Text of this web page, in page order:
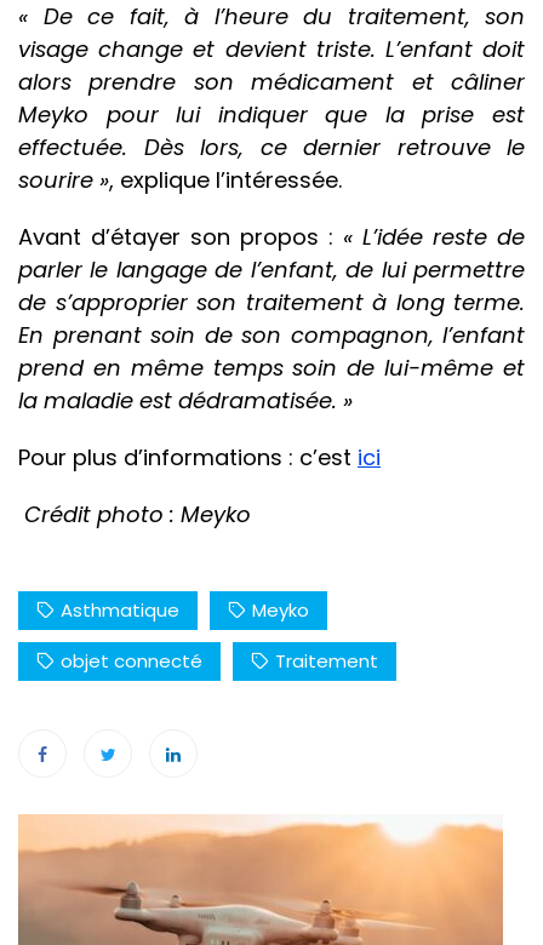
« De ce fait, à l’heure du traitement, son
visage change et devient triste. L’enfant doit
alors prendre son médicament et câliner
Meyko pour lui indiquer que la prise est
effectuée. Dès lors, ce dernier retrouve le
sourire », explique l’intéressée.
Avant d’étayer son propos : « L’idée reste de
parler le langage de l’enfant, de lui permettre
de s’approprier son traitement à long terme.
En prenant soin de son compagnon, l’enfant
prend en même temps soin de lui-même et
la maladie est dédramatisée. »
Pour plus d’informations : c’est ici
Crédit photo : Meyko
Asthmatique
Meyko
objet connecté
Traitement
Navigation
de
l’article